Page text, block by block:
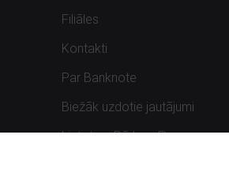
Filiāles
Kontakti
Par Banknote
Biežāk uzdotie jautājumi
Lietots – Pārbaudīts